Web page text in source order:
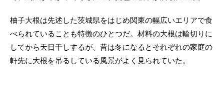
柚子大根は先述した茨城県をはじめ関東の幅広いエリアで食
べられていることも特徴のひとつだ。材料の大根は輪切りに
してから天日干しするが、昔は冬になるとそれぞれの家庭の
軒先に大根を吊るしている風景がよく見られていた。